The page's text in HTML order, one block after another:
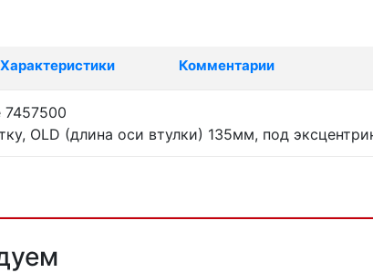
Характеристики Комментарии
7457500
OLD (длина оси втулки) 135мм, под